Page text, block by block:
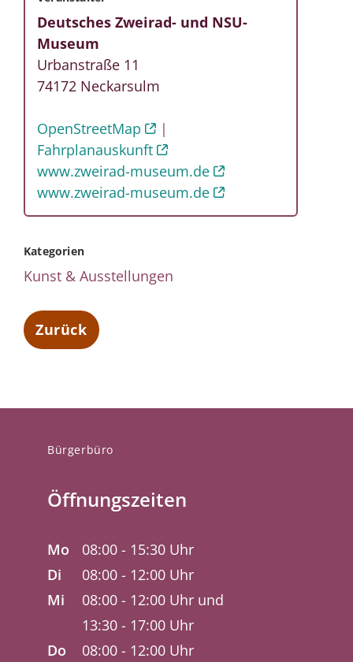
Deutsches Zweirad- und NSU-
Museum
Urbanstraße 11
74172 Neckarsulm
OpenStreetMap
Fahrplanauskunft
www.zweirad-museum.de
www.zweirad-museum.de
Kategorien
Kunst & Ausstellungen
Zurück
Bürgerbüro
Öffnungszeiten
Mo
08:00 - 15:30 Uhr
Di
08:00 - 12:00 Uhr
Mi
08:00 - 12:00 Uhr und
13:30 - 17:00 Uhr
Do
08:00 - 12:00 Uhr